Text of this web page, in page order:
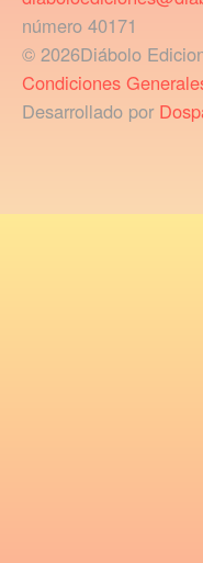
número 40171
© 2026Diábolo
Condiciones
Desarrollado por